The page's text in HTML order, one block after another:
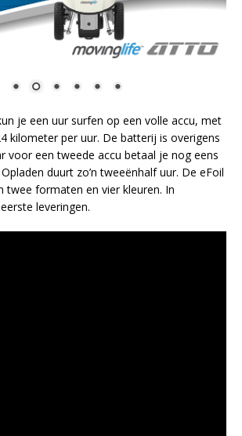
je een uur surfen op een volle accu, met
kilometer per uur. De batterij is overigens
voor een tweede accu betaal je nog eens
duurt zo’n tweeënhalf uur. De eFoil
twee formaten en vier kleuren. In
leveringen.